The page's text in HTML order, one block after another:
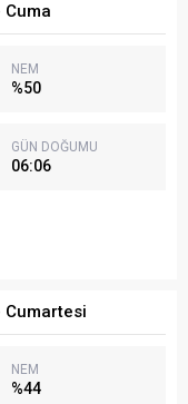
NEM
%50
GÜN DOĞUMU
06:06
Cumartesi
NEM
%44